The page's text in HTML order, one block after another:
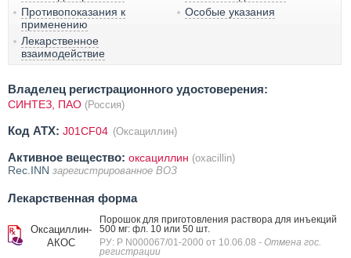
Противопоказания к
применению
Особые указания
Лекарственное
взаимодействие
Владелец регистрационного удостоверения:
СИНТЕЗ, ПАО (Россия)
Код ATX: J01CF04 (Оксациллин)
Активное вещество: оксациллин (oxacillin)
Rec.INN зарегистрированное ВОЗ
Лекарственная форма
Оксациллин-
АКОС
Порошок для приготовления раствора для инъекций
500 мг: фл. 10 или 50 шт.
РУ: Р N000067/01-2000 от 10.06.08 - Отмена гос.
регистрации